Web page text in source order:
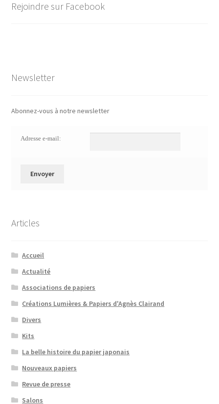
Rejoindre sur Facebook
Newsletter
Abonnez-vous à notre newsletter
Adresse e-mail:
Articles
Accueil
Actualité
Associations de papiers
Créations Lumières & Papiers d'Agnès Clairand
Divers
Kits
La belle histoire du papier japonais
Nouveaux papiers
Revue de presse
Salons